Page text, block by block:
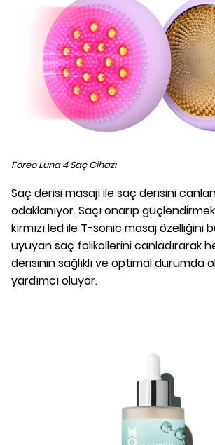
Foreo Luna 4 Saç Cihazı
Saç derisi masajı ile saç derisini
odaklanıyor. Saçı onarıp
kırmızı led ile T-sonic masaj özelliğini
uyuyan saç folikollerini canladırarak
derisinin sağlıklı ve optimal durumda
yardımcı oluyor.